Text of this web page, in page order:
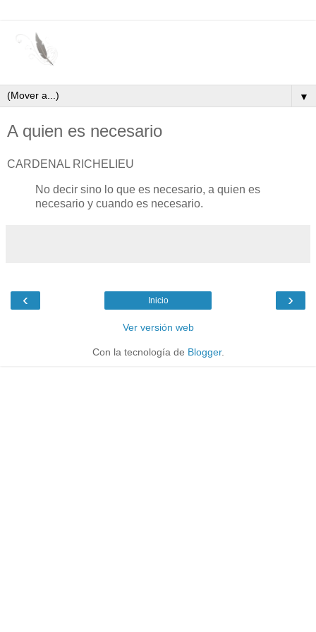
▼
A quien es necesario
CARDENAL RICHELIEU
No decir sino lo que es necesario, a quien es
necesario y cuando es necesario.
‹ ›
Inicio
Ver versión web
Con la tecnología de Blogger.